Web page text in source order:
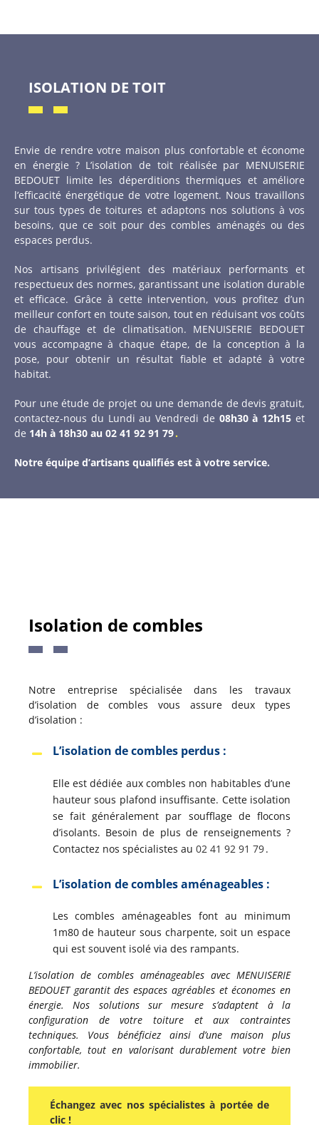
ISOLATION DE TOIT
Envie de rendre votre maison plus confortable et économe
en énergie ? L’isolation de toit réalisée par MENUISERIE
BEDOUET limite les déperditions thermiques et améliore
l’efficacité énergétique de votre logement. Nous travaillons
sur tous types de toitures et adaptons nos solutions à vos
besoins, que ce soit pour des combles aménagés ou des
espaces perdus.
Nos artisans privilégient des matériaux performants et
respectueux des normes, garantissant une isolation durable
et efficace. Grâce à cette intervention, vous profitez d’un
meilleur confort en toute saison, tout en réduisant vos coûts
de chauffage et de climatisation. MENUISERIE BEDOUET
vous accompagne à chaque étape, de la conception à la
pose, pour obtenir un résultat fiable et adapté à votre
habitat.
Pour une étude de projet ou une demande de devis gratuit,
contactez-nous du Lundi au Vendredi de 08h30 à 12h15 et
de 14h à 18h30 au 02 41 92 91 79.
Notre équipe d’artisans qualifiés est à votre service.
Isolation de combles
Notre entreprise spécialisée dans les travaux
d’isolation de combles vous assure deux types
d’isolation :
L’isolation de combles perdus :
Elle est dédiée aux combles non habitables d’une
hauteur sous plafond insuffisante. Cette isolation
se fait généralement par soufflage de flocons
d’isolants. Besoin de plus de renseignements ?
Contactez nos spécialistes au 02 41 92 91 79.
L’isolation de combles aménageables :
Les combles aménageables font au minimum
1m80 de hauteur sous charpente, soit un espace
qui est souvent isolé via des rampants.
L’isolation de combles aménageables avec MENUISERIE
BEDOUET garantit des espaces agréables et économes en
énergie. Nos solutions sur mesure s’adaptent à la
configuration de votre toiture et aux contraintes
techniques. Vous bénéficiez ainsi d’une maison plus
confortable, tout en valorisant durablement votre bien
immobilier.
Échangez avec nos spécialistes à portée de
clic !